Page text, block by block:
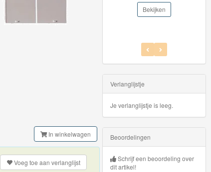
In winkelwagen
Voeg toe aan verlanglijst
Bekijken
Verlanglijstje
Je verlanglijstje is leeg.
Beoordelingen
Schrijf een beoordeling over
dit artikel!